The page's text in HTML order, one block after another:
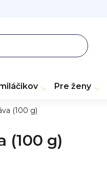
Pre ženy
(100 g)
(100 g)